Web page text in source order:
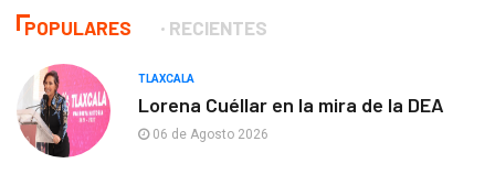
POPULARES RECIENTES
TLAXCALA
Lorena Cuéllar en la mira de la DEA
06 de Agosto 2026